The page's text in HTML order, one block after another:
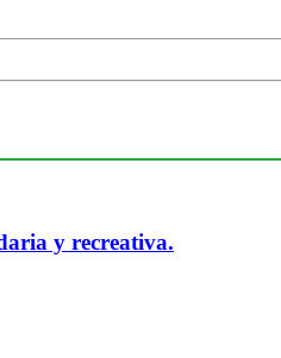
y recreativa.